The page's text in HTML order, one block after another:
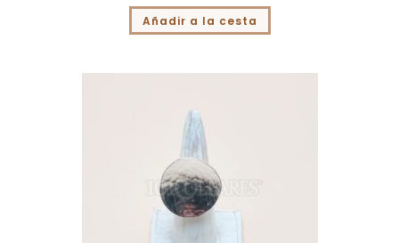
Añadir a la cesta